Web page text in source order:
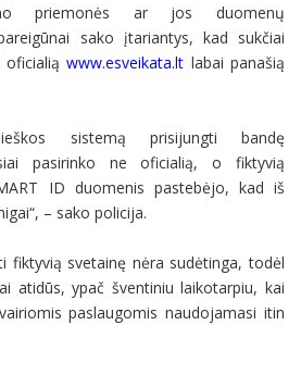
priemonės ar jos duomenų
sako įtariantys, kad sukčiai
oficialiąwww.esveikata.lt labai panašią
sistemą prisijungti bandę
pasirinko ne oficialią, o fiktyvią
ID duomenis pastebėjo, kad iš
– sako policija.
fiktyvią svetainę nėra sudėtinga, todėl
atidūs, ypač šventiniu laikotarpiu, kai
paslaugomis naudojamasi itin